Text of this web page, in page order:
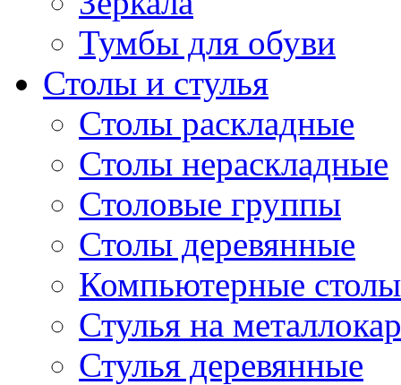
Тумбы для обуви
Столы и стулья
Столы раскладные
Столы нераскладные
Столовые группы
Столы деревянные
Компьютерные столы
Стулья на
Стулья деревянные